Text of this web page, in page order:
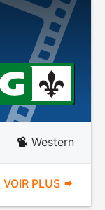
Western
VOIR PLUS